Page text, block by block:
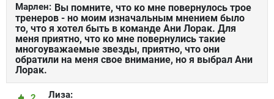
Марлен: Вы помните, что ко мне повернулось трое
тренеров - но моим изначальным мнением было
то, что я хотел быть в команде Ани Лорак. Для
меня приятно, что ко мне повернулись такие
многоуважаемые звезды, приятно, что они
обратили на меня свое внимание, но я выбрал Ани
Лорак.
Лиза: